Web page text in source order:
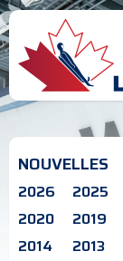
NOUVELLES
2026 2025
2020
2019
2014
2013